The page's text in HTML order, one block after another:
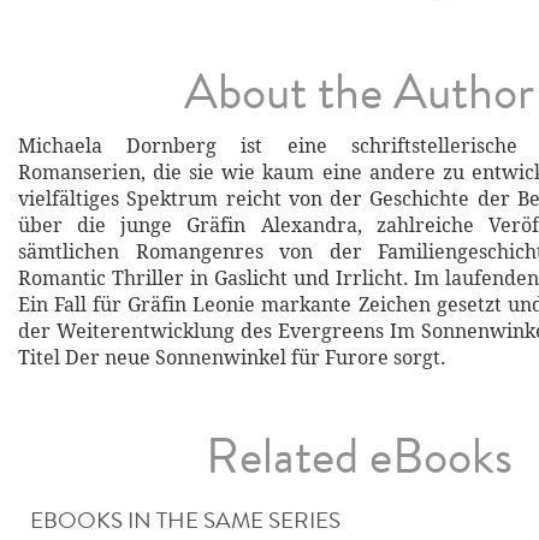
About the Author
Michaela Dornberg ist eine schriftstellerische
Romanserien, die sie wie kaum eine andere zu
vielfältiges Spektrum reicht von der Geschichte der
über die junge Gräfin Alexandra, zahlreiche
sämtlichen Romangenres von der
Romantic Thriller in Gaslicht und Irrlicht. Im
Ein Fall für Gräfin Leonie markante Zeichen gesetzt
der Weiterentwicklung des Evergreens Im
Titel Der neue Sonnenwinkel für Furore sorgt.
Related eBooks
EBOOKS IN THE SAME SERIES